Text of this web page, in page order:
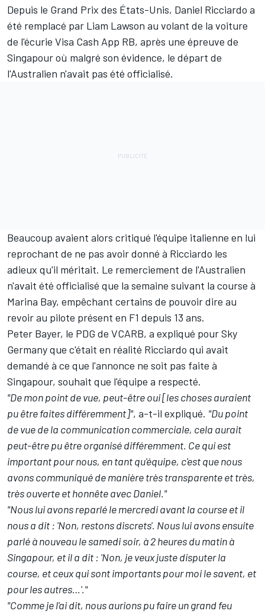
Depuis le Grand Prix des États-Unis, Daniel Ricciardo a
été remplacé par Liam Lawson au volant de la voiture
de l'écurie Visa Cash App RB, après une épreuve de
Singapour où malgré son évidence, le départ de
l'Australien n'avait pas été officialisé.
Beaucoup avaient alors critiqué l'équipe italienne en lui
reprochant de ne pas avoir donné à Ricciardo les
adieux qu'il méritait. Le remerciement de l'Australien
n'avait été officialisé que la semaine suivant la course à
Marina Bay, empêchant certains de pouvoir dire au
revoir au pilote présent en F1 depuis 13 ans.
Peter Bayer, le PDG de VCARB, a expliqué pour Sky
Germany que c'était en réalité Ricciardo qui avait
demandé à ce que l'annonce ne soit pas faite à
Singapour, souhait que l'équipe a respecté.
"De mon point de vue, peut-être oui [les choses auraient
pu être faites différemment]", a-t-il expliqué. "Du point
de vue de la communication commerciale, cela aurait
peut-être pu être organisé différemment. Ce qui est
important pour nous, en tant qu'équipe, c'est que nous
avons communiqué de manière très transparente et très,
très ouverte et honnête avec Daniel."
"Nous lui avons reparlé le mercredi avant la course et il
nous a dit : 'Non, restons discrets'. Nous lui avons ensuite
parlé à nouveau le samedi soir, à 2 heures du matin à
Singapour, et il a dit : 'Non, je veux juste disputer la
course, et ceux qui sont importants pour moi le savent, et
pour les autres…'."
"Comme je l'ai dit, nous aurions pu faire un grand feu